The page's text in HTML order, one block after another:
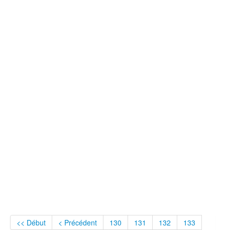
<< Début < Précédent 130 131 132
133